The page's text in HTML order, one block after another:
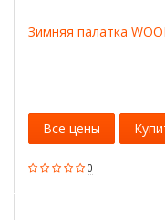
Зимняя палатка
0
Все цены